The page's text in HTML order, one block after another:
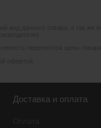
Доставка и оплата